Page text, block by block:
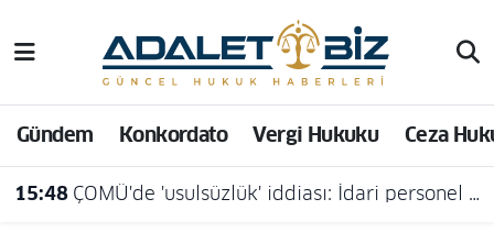
Gündem Konkordato Vergi Hukuku Ceza
15:48 ÇOMÜ'de 'usulsüzlük' iddiası: İdari personel açığa alındı
Hava Durumu
Trafik Durumu
Süper Lig Puan Durumu ve Fikstür